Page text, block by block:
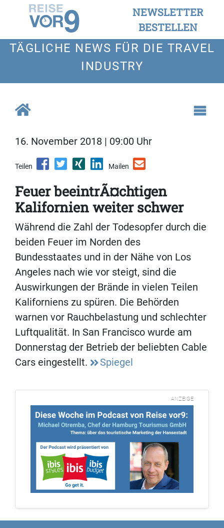
NEWSLETTER
BESTELLEN
TÄGLICHE NEWS FÜR DIE TRAVEL
INDUSTRY
16. November 2018 | 09:00 Uhr
Teilen Mailen
Feuer beeintrÃ¤chtigen
Kalifornien weiter schwer
Während die Zahl der Todesopfer durch die
beiden Feuer im Norden des
Bundesstaates und in der Nähe von Los
Angeles nach wie vor steigt, sind die
Auswirkungen der Brände in vielen Teilen
Kaliforniens zu spüren. Die Behörden
warnen vor Rauchbelastung und schlechter
Luftqualität. In San Francisco wurde am
Donnerstag der Betrieb der beliebten Cable
Cars eingestellt.
Spiegel
ANZEIGE